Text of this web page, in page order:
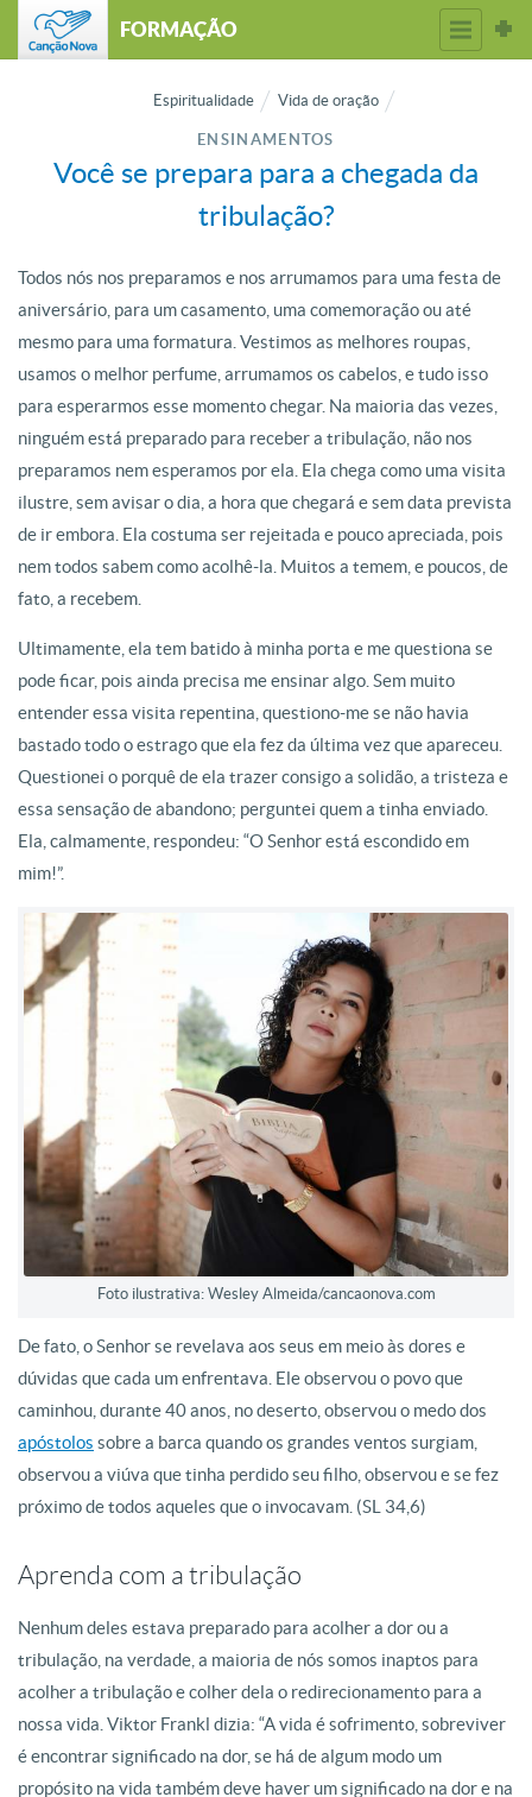
FORMAÇÃO
Espiritualidade Vida de oração
ENSINAMENTOS
Você se prepara para a chegada da
tribulação?
Todos nós nos preparamos e nos arrumamos para uma festa de
aniversário, para um casamento, uma comemoração ou até
mesmo para uma formatura. Vestimos as melhores roupas,
usamos o melhor perfume, arrumamos os cabelos, e tudo isso
para esperarmos esse momento chegar. Na maioria das vezes,
ninguém está preparado para receber a tribulação, não nos
preparamos nem esperamos por ela. Ela chega como uma visita
ilustre, sem avisar o dia, a hora que chegará e sem data prevista
de ir embora. Ela costuma ser rejeitada e pouco apreciada, pois
nem todos sabem como acolhê-la. Muitos a temem, e poucos, de
fato, a recebem.
Ultimamente, ela tem batido à minha porta e me questiona se
pode ficar, pois ainda precisa me ensinar algo. Sem muito
entender essa visita repentina, questiono-me se não havia
bastado todo o estrago que ela fez da última vez que apareceu.
Questionei o porquê de ela trazer consigo a solidão, a tristeza e
essa sensação de abandono; perguntei quem a tinha enviado.
Ela, calmamente, respondeu: “O Senhor está escondido em
mim!”.
Foto ilustrativa: Wesley Almeida/cancaonova.com
De fato, o Senhor se revelava aos seus em meio às dores e
dúvidas que cada um enfrentava. Ele observou o povo que
caminhou, durante 40 anos, no deserto, observou o medo dos
apóstolos sobre a barca quando os grandes ventos surgiam,
observou a viúva que tinha perdido seu filho, observou e se fez
próximo de todos aqueles que o invocavam. (SL 34,6)
Aprenda com a tribulação
Nenhum deles estava preparado para acolher a dor ou a
tribulação, na verdade, a maioria de nós somos inaptos para
acolher a tribulação e colher dela o redirecionamento para a
nossa vida. Viktor Frankl dizia: “A vida é sofrimento, sobreviver
é encontrar significado na dor, se há de algum modo um
propósito na vida também deve haver um significado na dor e na